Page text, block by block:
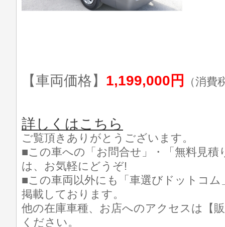
【車両価格】 1,199,000円 （消費
詳しくはこちら
ご覧頂きありがとうございます。
■この車への「お問合せ」・「無料見積
は、お気軽にどうぞ!
■この車両以外にも「車選びドットコ
掲載しております。
他の在庫車種、お店へのアクセスは【
ください。